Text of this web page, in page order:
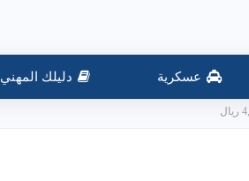
عسكرية دليلك المهني